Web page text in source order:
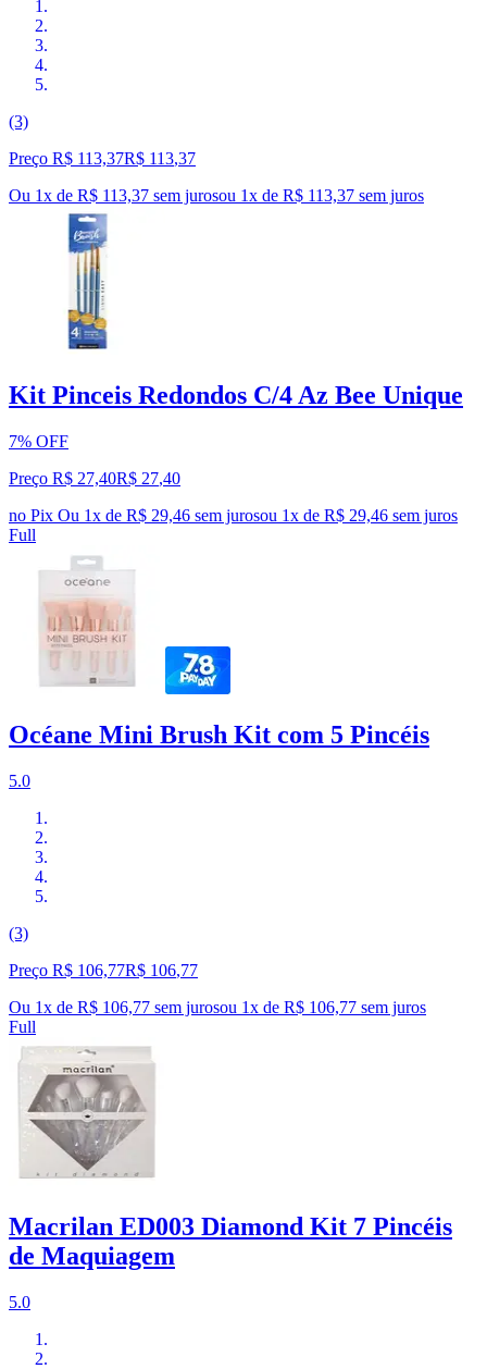
(3)
Preço R$ 113,37R$ 113,37
Ou 1x de R$ 113,37 sem jurosou 1x de R$ 113,37 sem juros
Kit Pinceis Redondos C/4 Az Bee Unique
7% OFF
Preço R$ 27,40R$ 27,40
no Pix Ou 1x de R$ 29,46 sem jurosou 1x de R$ 29,46 sem juros
Full
Océane Mini Brush Kit com 5 Pincéis
5.0
(3)
Preço R$ 106,77R$ 106,77
Ou 1x de R$ 106,77 sem jurosou 1x de R$ 106,77 sem juros
Full
Macrilan ED003 Diamond Kit 7 Pincéis
de Maquiagem
5.0